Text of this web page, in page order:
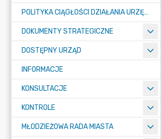
POLITYKA CIĄGŁOŚCI DZIAŁANIA URZĘDU MIASTA ŻORY
DOKUMENTY STRATEGICZNE
DOSTĘPNY URZĄD
INFORMACJE
KONSULTACJE
KONTROLE
MŁODZIEŻOWA RADA MIASTA